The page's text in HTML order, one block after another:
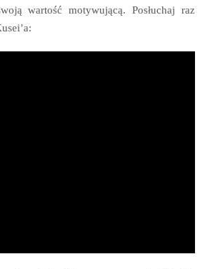
wartość motywującą. Posłuchaj raz